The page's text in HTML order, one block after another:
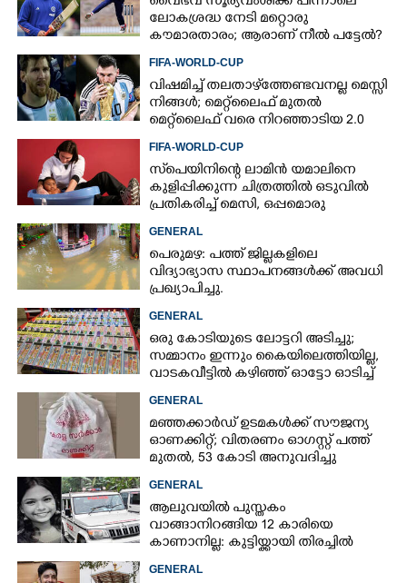
ലോകശ്രദ്ധ നേടി മറ്റൊരു
കൗമാരതാരം; ആരാണ് നീൽ പട്ടേൽ?
FIFA-WORLD-CUP
വിഷമിച്ച് തലതാഴ്‌ത്തേണ്ടവനല്ല മെസ്സി
നിങ്ങള്‍; മെറ്റ്‌ലൈഫ് മുതല്‍
മെറ്റ്‌ലൈഫ് വരെ നിറഞ്ഞാടിയ 2.0
FIFA-WORLD-CUP
സ്‌പെയിനിന്റെ ലാമിൻ യമാലിനെ
കുളിപ്പിക്കുന്ന ചിത്രത്തിൽ ഒടുവിൽ
പ്രതികരിച്ച് മെസി, ഒപ്പമൊരു
GENERAL
പെരുമഴ: പത്ത് ജില്ലകളിലെ
വിദ്യാഭ്യാസ സ്ഥാപനങ്ങൾക്ക് അവധി
പ്രഖ്യാപിച്ചു.
GENERAL
ഒരു കോടിയുടെ ലോട്ടറി അടിച്ചു;
സമ്മാനം ഇന്നും കൈയിലെത്തിയില്ല,
വാടകവീട്ടിൽ കഴിഞ്ഞ് ഓട്ടോ ഓടിച്ച്
GENERAL
മഞ്ഞക്കാർഡ് ഉടമകൾക്ക് സൗജന്യ
ഓണക്കിറ്റ്; വിതരണം ഓഗസ്റ്റ് പത്ത്
മുതൽ, 53 കോടി അനുവദിച്ചു
GENERAL
ആലുവയിൽ പുസ്തകം
വാങ്ങാനിറങ്ങിയ 12 കാരിയെ
കാണാനില്ല: കുട്ടിയ്ക്കായി തിരച്ചിൽ
GENERAL